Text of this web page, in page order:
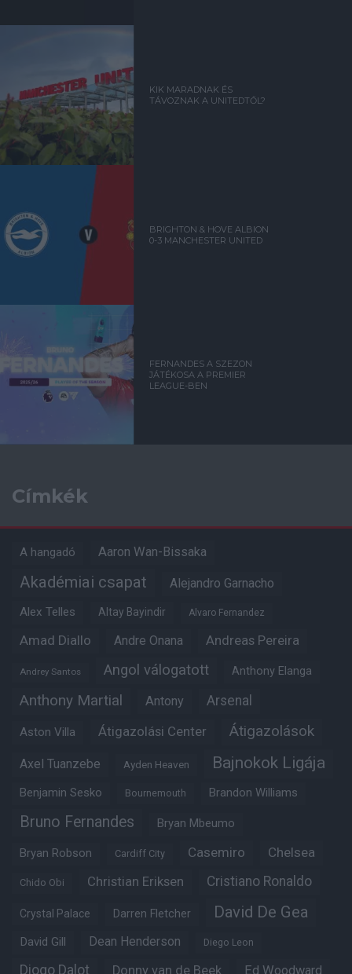
KIK MARADNAK ÉS
TÁVOZNAK A UNITEDTŐL?
BRIGHTON & HOVE ALBION
0-3 MANCHESTER UNITED
FERNANDES A SZEZON
JÁTÉKOSA A PREMIER
LEAGUE-BEN
Címkék
A hangadó Aaron Wan-Bissaka
Akadémiai csapat Alejandro Garnacho
Alex Telles Altay Bayindir Alvaro Fernandez
Amad Diallo Andre Onana Andreas Pereira
Andrey Santos Angol válogatott Anthony Elanga
Anthony Martial Antony Arsenal
Aston Villa Átigazolási Center Átigazolások
Axel Tuanzebe Ayden Heaven Bajnokok Ligája
Benjamin Sesko Bournemouth Brandon Williams
Bruno Fernandes Bryan Mbeumo
Bryan Robson Cardiff City Casemiro Chelsea
Chido Obi Christian Eriksen Cristiano Ronaldo
Crystal Palace Darren Fletcher David De Gea
David Gill Dean Henderson Diego Leon
Diogo Dalot Donny van de Beek Ed Woodward